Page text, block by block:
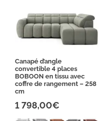
Canapé d’angle
convertible 4 places
BOBOON en tissu avec
coffre de rangement – 258
cm
1 798,00€